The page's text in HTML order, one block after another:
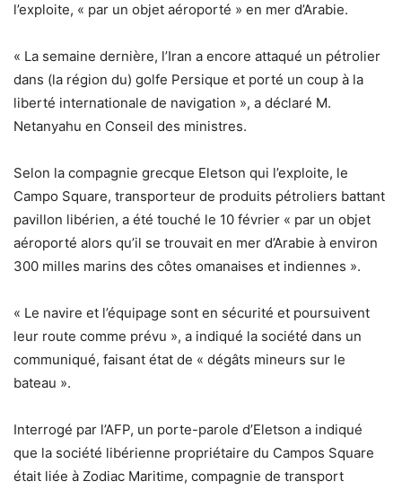
l’exploite, « par un objet aéroporté » en mer d’Arabie.
« La semaine dernière, l’Iran a encore attaqué un pétrolier
dans (la région du) golfe Persique et porté un coup à la
liberté internationale de navigation », a déclaré M.
Netanyahu en Conseil des ministres.
Selon la compagnie grecque Eletson qui l’exploite, le
Campo Square, transporteur de produits pétroliers battant
pavillon libérien, a été touché le 10 février « par un objet
aéroporté alors qu’il se trouvait en mer d’Arabie à environ
300 milles marins des côtes omanaises et indiennes ».
« Le navire et l’équipage sont en sécurité et poursuivent
leur route comme prévu », a indiqué la société dans un
communiqué, faisant état de « dégâts mineurs sur le
bateau ».
Interrogé par l’AFP, un porte-parole d’Eletson a indiqué
que la société libérienne propriétaire du Campos Square
était liée à Zodiac Maritime, compagnie de transport